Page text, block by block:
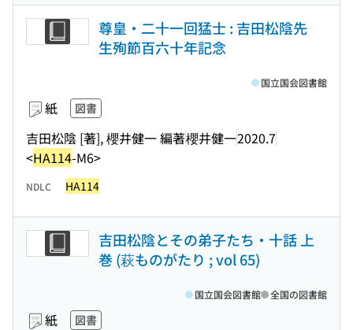
尊皇・二十一回猛士 : 吉田松陰先
生殉節百六十年記念
紙 図書
吉田松陰 [著], 櫻井健一 編著櫻井健一2020.7
<HA114-M6>
国立国会図書館
NDLC HA114
吉田松陰とその弟子たち・十話 上
巻 (萩ものがたり ; vol 65)
紙 図書
国立国会図書館 全国の図書館